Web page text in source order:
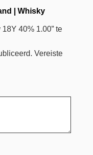
|Whisky
40% 1.00” te
Vereiste